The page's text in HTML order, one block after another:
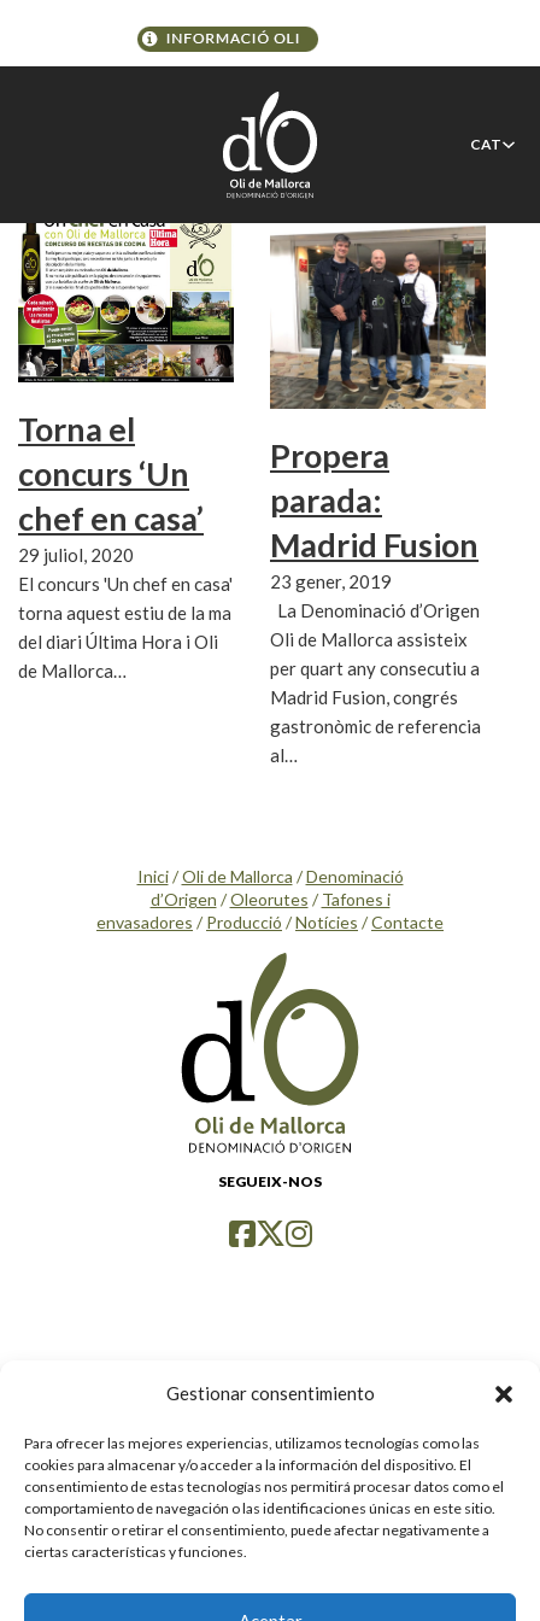
Gestionar consentimiento
Para ofrecer las mejores experiencias, utilizamos tecnologías como las
cookies para almacenar y/o acceder a la información del dispositivo. El
consentimiento de estas tecnologías nos permitirá procesar datos como el
comportamiento de navegación o las identificaciones únicas en este sitio.
No consentir o retirar el consentimiento, puede afectar negativamente a
ciertas características y funciones.
CAT
Adrián Quetglas
Torna el
concurs ‘Un
chef en casa’
29 juliol, 2020
El concurs 'Un chef en casa'
torna aquest estiu de la ma
del diari Última Hora i Oli
de Mallorca…
Propera
parada:
Madrid Fusion
23 gener, 2019
La Denominació d’Origen
Oli de Mallorca assisteix
per quart any consecutiu a
Madrid Fusion, congrés
gastronòmic de referencia
al…
Inici/Oli de Mallorca /Denominació
d’Origen /Oleorutes / Tafones i
envasadores / Producció /Notícies /Contacte
SEGUEIX-NOS